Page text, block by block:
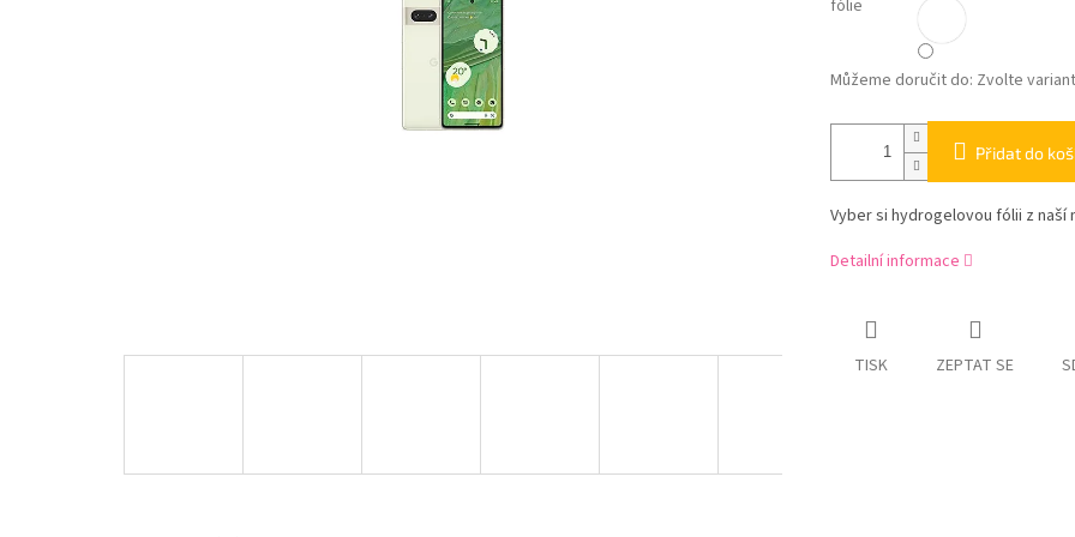
fólie
Můžeme doručit do: Zvolte
Přidat do
Vyber si hydrogelovou fólii z naší
Detailní informace
TISK ZEPTAT SE